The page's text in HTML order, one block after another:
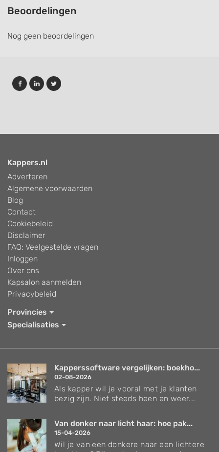
Beoordelingen
Nog geen beoordelingen
Kappers.nl
Adverteren
Algemene voorwaarden
Blog
Contact
Cookiebeleid
Disclaimer
FAQ: Veelgestelde vragen
Inloggen
Over ons
Kapsalon aanmelden
Privacybeleid
Provincies
Specialisaties
Kapperssoftware vergelijken: boekho...
02-08-2026
Als kapper wil je vooral met je klanten
bezig zijn. Niet steeds heen en weer...
Van donker naar licht haar: hoe pak...
15-04-2026
Wil je van een donkere naar een lichtere